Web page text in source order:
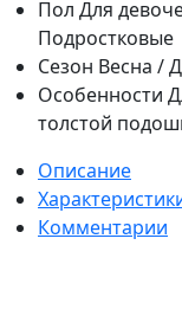
Пол Для
Подростковые
Сезон Весна /
Особенности
толстой
Описание
Комментарии